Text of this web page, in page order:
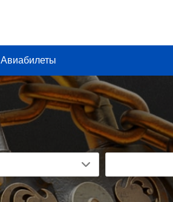
Авиабилеты